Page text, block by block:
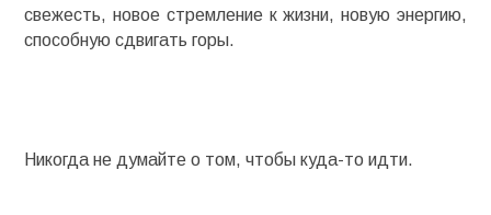
свежесть, новое стремление к жизни, новую энергию,
способную сдвигать горы.
Никогда не думайте о том, чтобы куда-то идти.